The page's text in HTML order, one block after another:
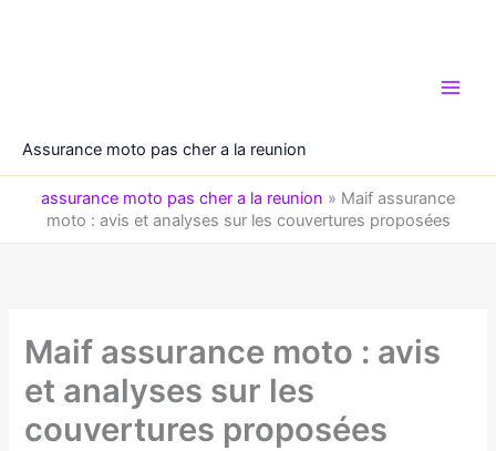
Assurance moto pas cher a la reunion
assurance moto pas cher a la reunion » Maif assurance
moto : avis et analyses sur les couvertures proposées
Maif assurance moto : avis
et analyses sur les
couvertures proposées